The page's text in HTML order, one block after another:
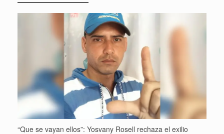
“Que se vayan ellos”: Yosvany Rosell rechaza el exilio